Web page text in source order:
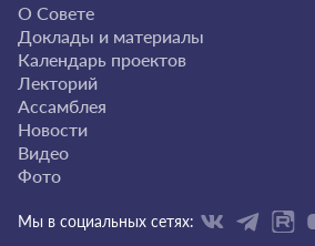
О Совете
Доклады и материалы
Календарь проектов
Лекторий
Ассамблея
Новости
Видео
Фото
Мы в социальных сетях: